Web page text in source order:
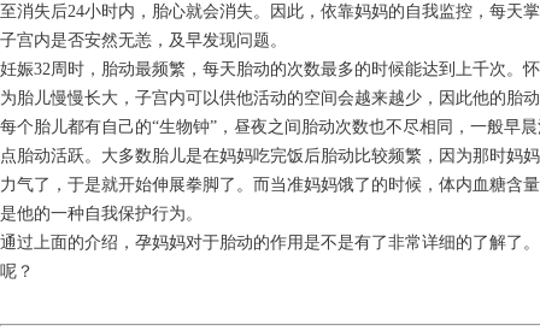
至消失后24小时内，胎心就会消失。因此，依靠妈妈的自我监控，每天
子宫内是否安然无恙，及早发现问题。
妊娠32周时，胎动最频繁，每天胎动的次数最多的时候能达到上千次。
为胎儿慢慢长大，子宫内可以供他活动的空间会越来越少，因此他的胎
每个胎儿都有自己的“生物钟”，昼夜之间胎动次数也不尽相同，一般早
点胎动活跃。大多数胎儿是在妈妈吃完饭后胎动比较频繁，因为那时妈
力气了，于是就开始伸展拳脚了。而当准妈妈饿了的时候，体内血糖含
是他的一种自我保护行为。
通过上面的介绍，孕妈妈对于胎动的作用是不是有了非常详细的了解了
呢？